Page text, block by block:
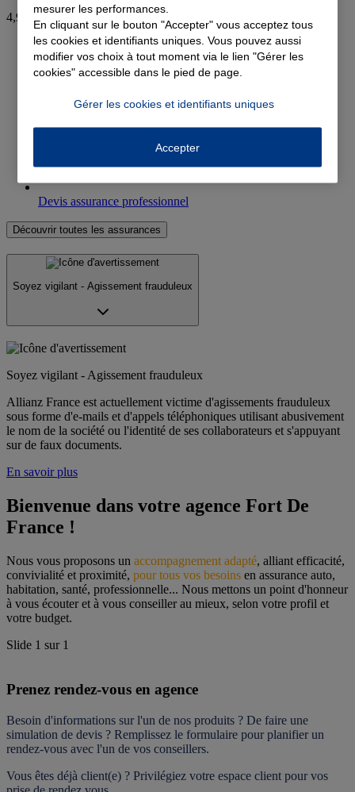
4,9
Devis assurance auto
Devis assurance emprunteur
Devis assurance professionnel
Découvrir toutes les assurances
Soyez vigilant - Agissement frauduleux
Soyez vigilant - Agissement frauduleux
Allianz France est actuellement victime d'agissements frauduleux
sous forme d'e-mails et d'appels téléphoniques utilisant abusivement
le nom de la société ou l'identité de ses collaborateurs et s'appuyant
sur de faux documents.
En savoir plus
Bienvenue dans votre agence Fort De
France !
Nous vous proposons un accompagnement adapté, alliant efficacité,
convivialité et proximité, pour tous vos besoins en assurance auto,
habitation, santé, professionnelle... Nous mettons un point d'honneur
à vous écouter et à vous conseiller au mieux, selon votre profil et
votre budget.
Slide 1 sur 1
Prenez rendez-vous en agence
Besoin d'informations sur l'un de nos produits ? De faire une
simulation de devis ? Remplissez le formulaire pour planifier un
rendez-vous avec l'un de vos conseillers.
Vous êtes déjà client(e) ? Privilégiez votre espace client pour vos
mesurer les performances.
En cliquant sur le bouton "Accepter" vous acceptez tous
les cookies et identifiants uniques. Vous pouvez aussi
modifier vos choix à tout moment via le lien "Gérer les
cookies" accessible dans le pied de page.
Gérer les cookies et identifiants uniques
Accepter